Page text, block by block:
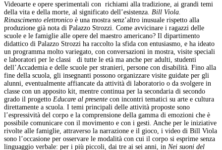
Videoarte e opere sperimentali con richiami alla tradizione, ai grandi temi
della vita e della morte, al significato dell’esistenza. Bill Viola.
Rinascimento elettronico è una mostra senz’altro inusuale rispetto alla
produzione già nota di Palazzo Strozzi. Come avvicinare i ragazzi delle
scuole e le famiglie alle opere del maestro americano? Il dipartimento
didattico di Palazzo Strozzi ha raccolto la sfida con entusiasmo, e ha ideato
un programma molto variegato, con conversazioni in mostra, visite speciali
e laboratori per le classi di tutte le età ma anche per adulti, studenti
dell’Accademia e delle scuole per stranieri, persone con disabilità. Fino alla
fine della scuola, gli insegnanti possono organizzare visite guidate per gli
alunni, eventualmente affiancate da attività di laboratorio o da svolgere in
classe con un apposito kit, mentre continua per la secondaria di secondo
grado il progetto Educare al presente con incontri tematici su arte e cultura
direttamente a scuola. I temi principali delle attività proposte sono
l’espressività del corpo e la comprensione della gamma di emozioni che è
possibile comunicare con il movimento e con i gesti. Anche per le iniziative
rivolte alle famiglie, attraverso la narrazione e il gioco, i video di Bill Viola
sono l’occasione per osservare le modalità con cui il corpo si esprime senza
linguaggio verbale: per i più piccoli, dai tre ai sei anni, in Nei suoni del